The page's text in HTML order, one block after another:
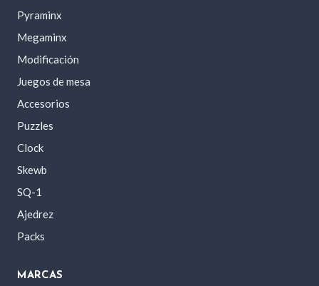
Pyraminx
Megaminx
Modificación
Juegos de mesa
Accesorios
Puzzles
Clock
Skewb
SQ-1
Ajedrez
Packs
MARCAS